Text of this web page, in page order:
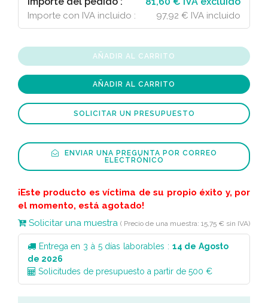
Importe con IVA incluido : 97,92 € IVA incluido
AÑADIR AL CARRITO
AÑADIR AL CARRITO
SOLICITAR UN PRESUPUESTO
ENVIAR UNA PREGUNTA POR CORREO
ELECTRÓNICO
¡Este producto es víctima de su propio éxito y, por
el momento, está agotado!
Solicitar una muestra ( Precio de una muestra: 15,75 € sin IVA)
Entrega en 3 à 5 días laborables : 14 de Agosto
de 2026
Solicitudes de presupuesto a partir de 500 €